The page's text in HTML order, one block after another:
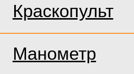
Краскопульт
Манометр